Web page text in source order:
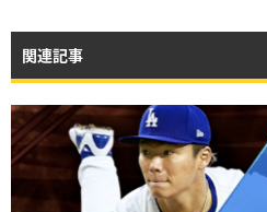
関連記事